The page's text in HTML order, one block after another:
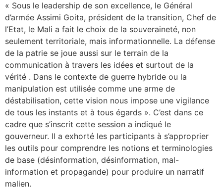
« Sous le leadership de son excellence, le Général
d’armée Assimi Goita, président de la transition, Chef de
l’Etat, le Mali a fait le choix de la souveraineté, non
seulement territoriale, mais informationnelle. La défense
de la patrie se joue aussi sur le terrain de la
communication à travers les idées et surtout de la
vérité . Dans le contexte de guerre hybride ou la
manipulation est utilisée comme une arme de
déstabilisation, cette vision nous impose une vigilance
de tous les instants et à tous égards ». C’est dans ce
cadre que s’inscrit cette session a indiqué le
gouverneur. Il a exhorté les participants à s’approprier
les outils pour comprendre les notions et terminologies
de base (désinformation, désinformation, mal-
information et propagande) pour produire un narratif
malien.